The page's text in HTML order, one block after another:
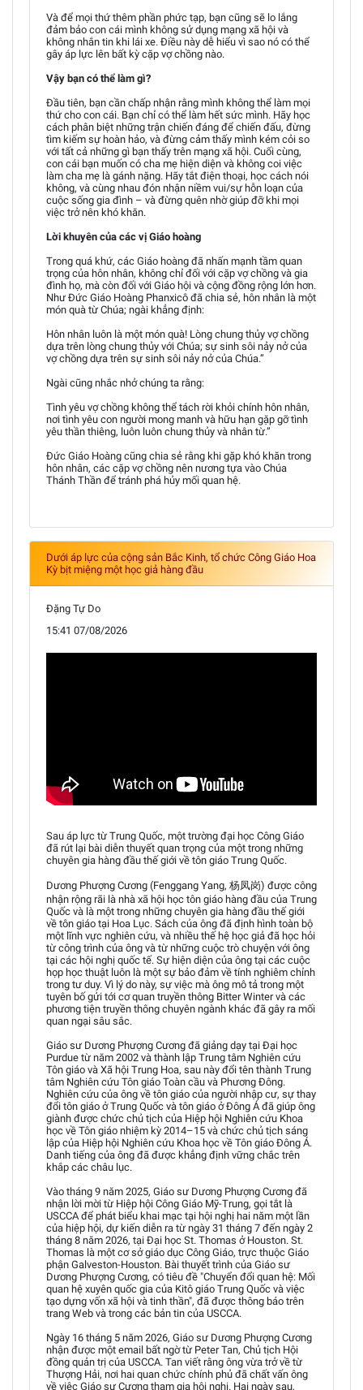
Và để mọi thứ thêm phần phức tạp, bạn cũng sẽ lo lắng
đảm bảo con cái mình không sử dụng mạng xã hội và
không nhắn tin khi lái xe. Điều này dễ hiểu vì sao nó có thể
gây áp lực lên bất kỳ cặp vợ chồng nào.
Vậy bạn có thể làm gì?
Đầu tiên, bạn cần chấp nhận rằng mình không thể làm mọi
thứ cho con cái. Bạn chỉ có thể làm hết sức mình. Hãy học
cách phân biệt những trận chiến đáng để chiến đấu, đừng
tìm kiếm sự hoàn hảo, và đừng cảm thấy mình kém cỏi so
với tất cả những gì bạn thấy trên mạng xã hội. Cuối cùng,
con cái bạn muốn có cha mẹ hiện diện và không coi việc
làm cha mẹ là gánh nặng. Hãy tắt điện thoại, học cách nói
không, và cùng nhau đón nhận niềm vui/sự hỗn loạn của
cuộc sống gia đình – và đừng quên nhờ giúp đỡ khi mọi
việc trở nên khó khăn.
Lời khuyên của các vị Giáo hoàng
Trong quá khứ, các Giáo hoàng đã nhấn mạnh tầm quan
trọng của hôn nhân, không chỉ đối với cặp vợ chồng và gia
đình họ, mà còn đối với Giáo hội và cộng đồng rộng lớn hơn.
Như Đức Giáo Hoàng Phanxicô đã chia sẻ, hôn nhân là một
món quà từ Chúa; ngài khẳng định:
Hôn nhân luôn là một món quà! Lòng chung thủy vợ chồng
dựa trên lòng chung thủy với Chúa; sự sinh sôi nảy nở của
vợ chồng dựa trên sự sinh sôi nảy nở của Chúa.”
Ngài cũng nhắc nhở chúng ta rằng:
Tình yêu vợ chồng không thể tách rời khỏi chính hôn nhân,
nơi tình yêu con người mong manh và hữu hạn gặp gỡ tình
yêu thần thiêng, luôn luôn chung thủy và nhân từ.”
Đức Giáo Hoàng cũng chia sẻ rằng khi gặp khó khăn trong
hôn nhân, các cặp vợ chồng nên nương tựa vào Chúa
Thánh Thần để tránh phá hủy mối quan hệ.
Dưới áp lực của cộng sản Bắc Kinh, tổ chức Công Giáo Hoa
Kỳ bịt miệng một học giả hàng đầu
Đặng Tự Do
15:41 07/08/2026
Sau áp lực từ Trung Quốc, một trường đại học Công Giáo
đã rút lại bài diễn thuyết quan trọng của một trong những
chuyên gia hàng đầu thế giới về tôn giáo Trung Quốc.
Dương Phượng Cương (Fenggang Yang, 杨凤岗) được công
nhận rộng rãi là nhà xã hội học tôn giáo hàng đầu của Trung
Quốc và là một trong những chuyên gia hàng đầu thế giới
về tôn giáo tại Hoa Lục. Sách của ông đã định hình toàn bộ
một lĩnh vực nghiên cứu, và nhiều thế hệ học giả đã học hỏi
từ công trình của ông và từ những cuộc trò chuyện với ông
tại các hội nghị quốc tế. Sự hiện diện của ông tại các cuộc
họp học thuật luôn là một sự bảo đảm về tính nghiêm chỉnh
trong tư duy. Vì lý do này, sự việc mà ông mô tả trong một
tuyên bố gửi tới cơ quan truyền thông Bitter Winter và các
phương tiện truyền thông chuyên ngành khác đã gây ra mối
quan ngại sâu sắc.
Giáo sư Dương Phượng Cương đã giảng dạy tại Đại học
Purdue từ năm 2002 và thành lập Trung tâm Nghiên cứu
Tôn giáo và Xã hội Trung Hoa, sau này đổi tên thành Trung
tâm Nghiên cứu Tôn giáo Toàn cầu và Phương Đông.
Nghiên cứu của ông về tôn giáo của người nhập cư, sự thay
đổi tôn giáo ở Trung Quốc và tôn giáo ở Đông Á đã giúp ông
giành được chức chủ tịch của Hiệp hội Nghiên cứu Khoa
học về Tôn giáo nhiệm kỳ 2014–15 và chức chủ tịch sáng
lập của Hiệp hội Nghiên cứu Khoa học về Tôn giáo Đông Á.
Danh tiếng của ông đã được khẳng định vững chắc trên
khắp các châu lục.
Vào tháng 9 năm 2025, Giáo sư Dương Phượng Cương đã
nhận lời mời từ Hiệp hội Công Giáo Mỹ-Trung, gọi tắt là
USCCA để phát biểu khai mạc tại hội nghị hai năm một lần
của hiệp hội, dự kiến diễn ra từ ngày 31 tháng 7 đến ngày 2
tháng 8 năm 2026, tại Đại học St. Thomas ở Houston. St.
Thomas là một cơ sở giáo dục Công Giáo, trực thuộc Giáo
phận Galveston-Houston. Bài thuyết trình của Giáo sư
Dương Phượng Cương, có tiêu đề "Chuyển đổi quan hệ: Mối
quan hệ xuyên quốc gia của Kitô giáo Trung Quốc và việc
tạo dựng vốn xã hội và tinh thần", đã được thông báo trên
trang Web và trong các bản tin của USCCA.
Ngày 16 tháng 5 năm 2026, Giáo sư Dương Phượng Cương
nhận được một email bất ngờ từ Peter Tan, Chủ tịch Hội
đồng quản trị của USCCA. Tan viết rằng ông vừa trở về từ
Thượng Hải, nơi hai quan chức chính phủ đã chất vấn ông
về việc Giáo sư Cương tham gia hội nghị. Hai ngày sau,